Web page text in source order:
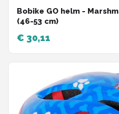
Bobike GO helm -
(46-53 cm)
€ 30,11